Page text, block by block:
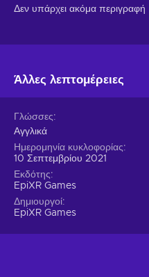
Δεν υπάρχει ακόμα περιγραφή
Άλλες λεπτομέρειες
Γλώσσες
Αγγλικά
Ημερομηνία κυκλοφορίας
10 Σεπτεμβρίου 2021
Εκδότης
EpiXR Games
Δημιουργοί
EpiXR Games